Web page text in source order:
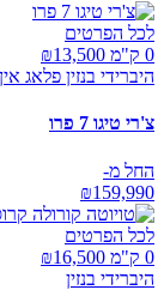
לכל הפרטים
0 ק"מ ₪
13,500
היברידי בנזין פלאג אין
צ'רי טיגו 7 פרו
החל מ-
₪159,990
לכל הפרטים
0 ק"מ ₪
16,500
היברידי בנזין